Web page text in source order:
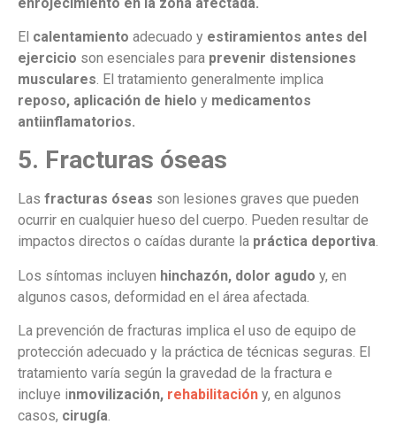
El calentamiento adecuado y estiramientos antes del
ejercicio son esenciales para prevenir distensiones
musculares. El tratamiento generalmente implica
reposo, aplicación de hielo y medicamentos
antiinflamatorios.
5. Fracturas óseas
Las fracturas óseas son lesiones graves que pueden
ocurrir en cualquier hueso del cuerpo. Pueden resultar de
impactos directos o caídas durante la práctica deportiva.
Los síntomas incluyen hinchazón, dolor agudo y, en
algunos casos, deformidad en el área afectada.
La prevención de fracturas implica el uso de equipo de
protección adecuado y la práctica de técnicas seguras. El
tratamiento varía según la gravedad de la fractura e
incluye inmovilización, rehabilitación y, en algunos
casos, cirugía.